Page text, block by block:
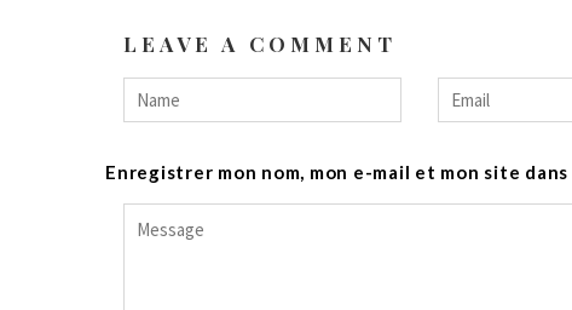
LEAVE A COMMENT
Enregistrer mon nom, mon e-mail et mon site